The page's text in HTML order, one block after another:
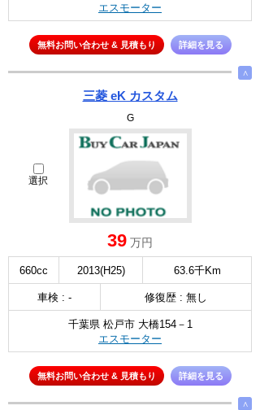
エスモーター
無料お問い合わせ & 見積もり 詳細を見る
∧
三菱 eK カスタム
G
選択
39 万円
660cc 2013(H25) 63.6千Km
車検 : - 修復歴 : 無し
千葉県 松戸市 大橋154－1
エスモーター
無料お問い合わせ & 見積もり 詳細を見る
∧